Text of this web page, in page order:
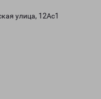
улица, 12Ас1